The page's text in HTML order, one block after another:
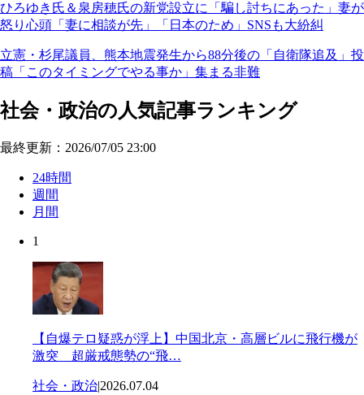
ひろゆき氏＆泉房穂氏の新党設立に「騙し討ちにあった」妻が
怒り心頭「妻に相談が先」「日本のため」SNSも大紛糾
立憲・杉尾議員、熊本地震発生から88分後の「自衛隊追及」投
稿「このタイミングでやる事か」集まる非難
社会・政治の人気記事ランキング
最終更新：2026/07/05 23:00
24時間
週間
月間
1
【自爆テロ疑惑が浮上】中国北京・高層ビルに飛行機が
激突 超厳戒態勢の“飛…
社会・政治|2026.07.04